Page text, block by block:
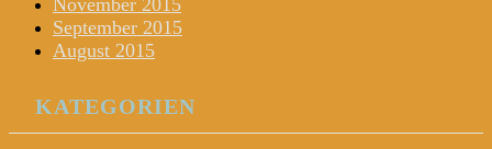
September 2015
August 2015
KATEGORIEN